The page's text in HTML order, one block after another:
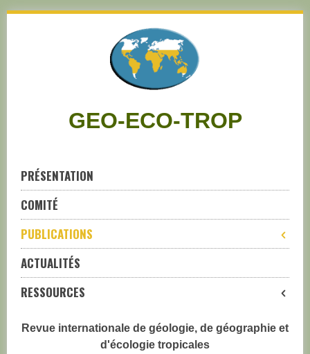
GEO-ECO-TROP
PRÉSENTATION
COMITÉ
PUBLICATIONS
ACTUALITÉS
RESSOURCES
Revue internationale de géologie, de géographie et
d'écologie tropicales